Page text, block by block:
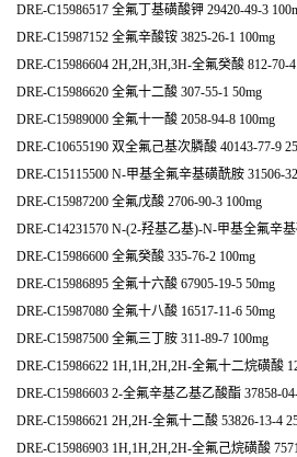
DRE-C15986517 全氟丁基磺酸钾 29420-49-3
DRE-C15987152 全氟辛酸铵 3825-26-1 100mg
DRE-C15986604 2H,2H,3H,3H-全氟癸酸 812-70-
DRE-C15986620 全氟十二酸 307-55-1 50mg
DRE-C15989000 全氟十一酸 2058-94-8 100mg
DRE-C10655190 双全氟己基次膦酸 40143-77-9
DRE-C15115500 N-甲基全氟辛基磺酰胺 31506-
DRE-C15987200 全氟戊酸 2706-90-3 100mg
DRE-C14231570 N-(2-羟基乙基)-N-甲基全氟辛
DRE-C15986600 全氟癸酸 335-76-2 100mg
DRE-C15986895 全氟十六酸 67905-19-5 50mg
DRE-C15987080 全氟十八酸 16517-11-6 50mg
DRE-C15987500 全氟三丁胺 311-89-7 100mg
DRE-C15986622 1H,1H,2H,2H-全氟十二烷磺酸
DRE-C15986603 2-全氟辛基乙基乙酸酯 37858-
DRE-C15986621 2H,2H-全氟十二酸 53826-13-4
DRE-C15986903 1H,1H,2H,2H-全氟己烷磺酸